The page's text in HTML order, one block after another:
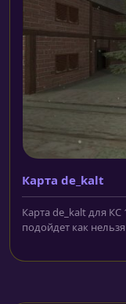
Карта de_kalt
Карта de_kalt для КС
подойдет как